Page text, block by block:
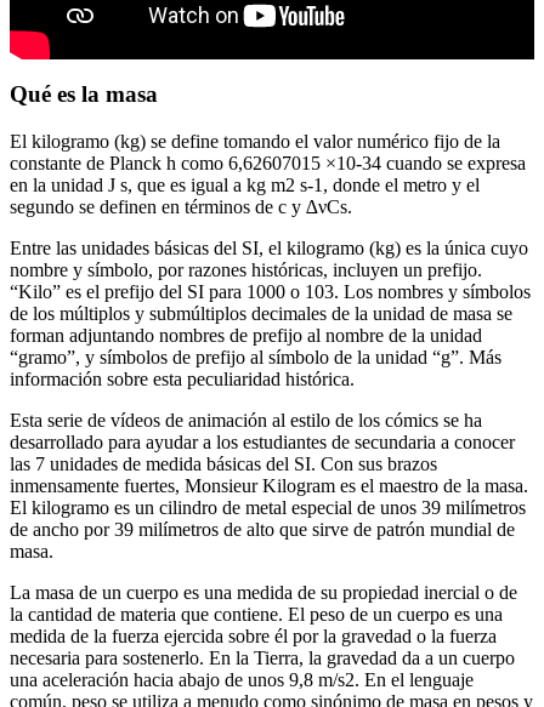
Qué es la masa
El kilogramo (kg) se define tomando el valor numérico fijo de la
constante de Planck h como 6,62607015 ×10-34 cuando se expresa
en la unidad J s, que es igual a kg m2 s-1, donde el metro y el
segundo se definen en términos de c y ∆νCs.
Entre las unidades básicas del SI, el kilogramo (kg) es la única cuyo
nombre y símbolo, por razones históricas, incluyen un prefijo.
“Kilo” es el prefijo del SI para 1000 o 103. Los nombres y símbolos
de los múltiplos y submúltiplos decimales de la unidad de masa se
forman adjuntando nombres de prefijo al nombre de la unidad
“gramo”, y símbolos de prefijo al símbolo de la unidad “g”. Más
información sobre esta peculiaridad histórica.
Esta serie de vídeos de animación al estilo de los cómics se ha
desarrollado para ayudar a los estudiantes de secundaria a conocer
las 7 unidades de medida básicas del SI. Con sus brazos
inmensamente fuertes, Monsieur Kilogram es el maestro de la masa.
El kilogramo es un cilindro de metal especial de unos 39 milímetros
de ancho por 39 milímetros de alto que sirve de patrón mundial de
masa.
La masa de un cuerpo es una medida de su propiedad inercial o de
la cantidad de materia que contiene. El peso de un cuerpo es una
medida de la fuerza ejercida sobre él por la gravedad o la fuerza
necesaria para sostenerlo. En la Tierra, la gravedad da a un cuerpo
una aceleración hacia abajo de unos 9,8 m/s2. En el lenguaje
común, peso se utiliza a menudo como sinónimo de masa en pesos y